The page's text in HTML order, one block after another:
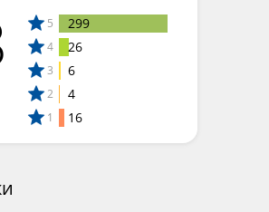
5 299
4 26
3 6
2 4
1 16